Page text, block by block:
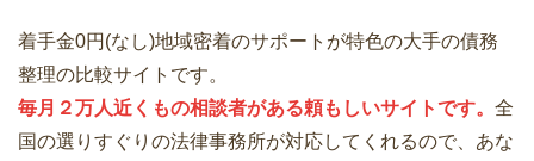
着手金0円(なし)地域密着のサポートが特色の大手の債務
整理の比較サイトです。
毎月２万人近くもの相談者がある頼もしいサイトです。 全
国の選りすぐりの法律事務所が対応してくれるので、あな